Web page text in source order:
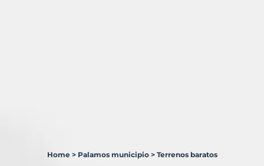
Home > Palamos municipio > Terrenos baratos